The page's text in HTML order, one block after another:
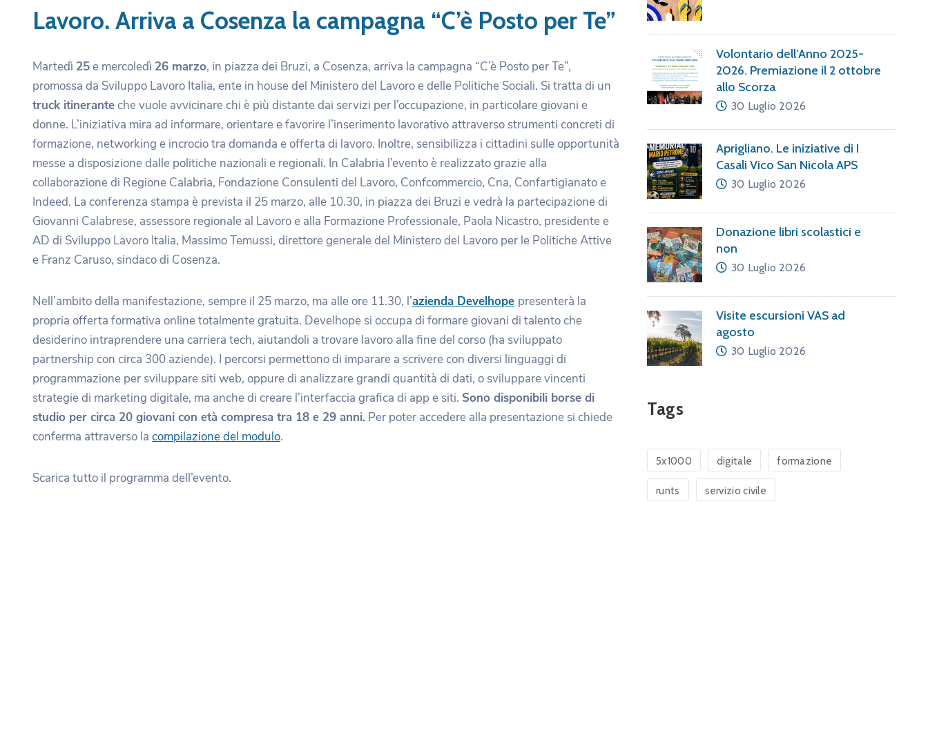
Lavoro. Arriva a Cosenza la campagna “C’è Posto per Te”
Martedì 25e mercoledì 26 marzo, in piazza dei Bruzi, a Cosenza, arriva la campagna “C’è Posto per Te”,
promossa da Sviluppo Lavoro Italia, ente in house del Ministero del Lavoro e delle Politiche Sociali. Si tratta di un
truck itineranteche vuole avvicinare chi è più distante dai servizi per l’occupazione, in particolare giovani e
donne. L’iniziativa mira ad informare, orientare e favorire l’inserimento lavorativo attraverso strumenti concreti di
formazione, networking e incrocio tra domanda e offerta di lavoro. Inoltre, sensibilizza i cittadini sulle opportunità
messe a disposizione dalle politiche nazionali e regionali. In Calabria l’evento è realizzato grazie alla
collaborazione di Regione Calabria, Fondazione Consulenti del Lavoro, Confcommercio, Cna, Confartigianato e
Indeed. La conferenza stampa è prevista il 25 marzo, alle 10.30, in piazza dei Bruzi e vedrà la partecipazione di
Giovanni Calabrese, assessore regionale al Lavoro e alla Formazione Professionale, Paola Nicastro, presidente e
AD di Sviluppo Lavoro Italia, Massimo Temussi, direttore generale del Ministero del Lavoro per le Politiche Attive
e Franz Caruso, sindaco di Cosenza.
Nell’ambito della manifestazione, sempre il 25 marzo, ma alle ore 11.30, l’azienda Develhope presenterà la
propria offerta formativa online totalmente gratuita. Develhope si occupa di formare giovani di talento che
desiderino intraprendere una carriera tech, aiutandoli a trovare lavoro alla fine del corso (ha sviluppato
partnership con circa 300 aziende). I percorsi permettono di imparare a scrivere con diversi linguaggi di
programmazione per sviluppare siti web, oppure di analizzare grandi quantità di dati, o sviluppare vincenti
strategie di marketing digitale, ma anche di creare l’interfaccia grafica di app e siti. Sono disponibili borse di
studio per circa 20 giovani con età compresa tra 18 e 29 anni. Per poter accedere alla presentazione si chiede
conferma attraverso la compilazione del modulo.
Scarica tutto il programma dell’evento.
Volontario dell’Anno 2025-
2026. Premiazione il 2 ottobre
allo Scorza
30 Luglio 2026
Aprigliano. Le iniziative di I
Casali Vico San Nicola APS
30 Luglio 2026
Donazione libri scolastici e
non
30 Luglio 2026
Visite escursioni VAS ad
agosto
30 Luglio 2026
Tags
5x1000 digitale formazione
runts servizio civile